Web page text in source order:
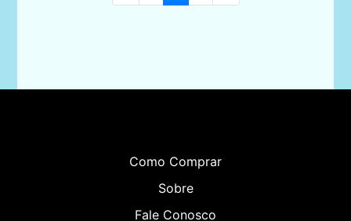
Como Comprar
Sobre
Fale Conosco